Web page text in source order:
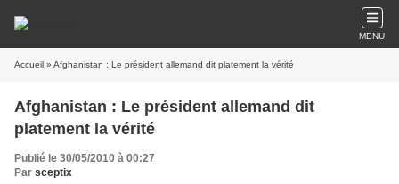
MENU
Accueil » Afghanistan : Le président allemand dit platement la vérité
Afghanistan : Le président allemand dit
platement la vérité
Publié le 30/05/2010 à 00:27
Par sceptix